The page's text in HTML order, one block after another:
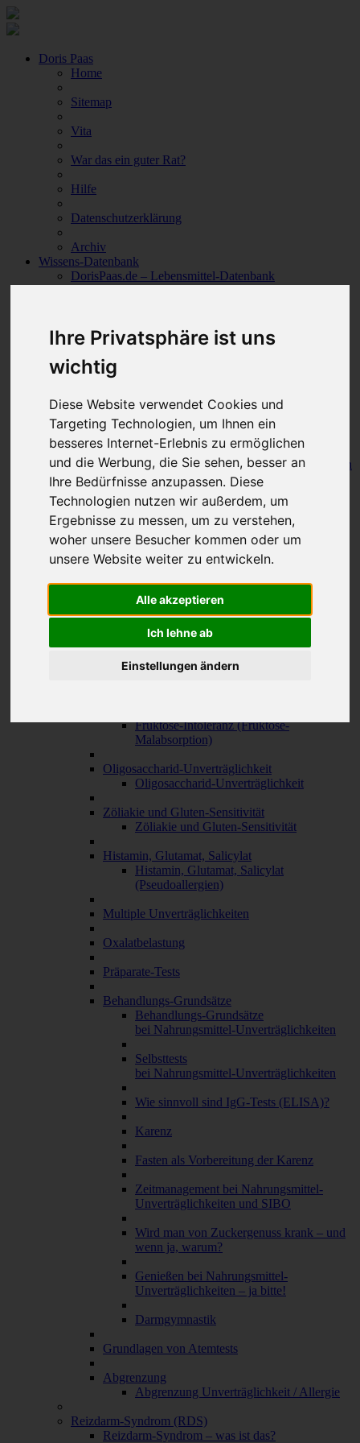
Ihre Privatsphäre ist uns
wichtig
Diese Website verwendet Cookies und
Targeting Technologien, um Ihnen ein
besseres Internet-Erlebnis zu ermöglichen
und die Werbung, die Sie sehen, besser an
Ihre Bedürfnisse anzupassen. Diese
Technologien nutzen wir außerdem, um
Ergebnisse zu messen, um zu verstehen,
woher unsere Besucher kommen oder um
unsere Website weiter zu entwickeln.
Alle akzeptieren
Ich lehne ab
Einstellungen ändern
Doris Paas
Home
Sitemap
Vita
War das ein guter Rat?
Hilfe
Datenschutzerklärung
Archiv
Wissens-Datenbank
DorisPaas.de – Lebensmittel-Datenbank
Anmeldung
Hilfe
Erfolgreiche Arztsuche
Wie finde ich einen qualifizierten
Arzt/Therapeuten oder Berater?
Was kann das Internet für Ihre Gesundheit leisten
und was nicht?
Selbsttests bei Nahrungsmittel-
Unverträglichkeiten
Wie sinnvoll sind IgG-Antikörper-Tests
(ELISA)?
Fragen und Antworten (FAQ)
Laktose-Intoleranz
Fruktose-Intoleranz (Fruktose-
Malabsorption)
Oligosaccharid-Unverträglichkeit
Oligosaccharid-Unverträglichkeit
Zöliakie und Gluten-Sensitivität
Zöliakie und Gluten-Sensitivität
Histamin, Glutamat, Salicylat
Histamin, Glutamat, Salicylat
(Pseudoallergien)
Multiple Unverträglichkeiten
Oxalatbelastung
Präparate-Tests
Behandlungs-Grundsätze
Behandlungs-Grundsätze
bei Nahrungsmittel-Unverträglichkeiten
Selbsttests
bei Nahrungsmittel-Unverträglichkeiten
Wie sinnvoll sind IgG-Tests (ELISA)?
Karenz
Fasten als Vorbereitung der Karenz
Zeitmanagement bei Nahrungsmittel-
Unverträglichkeiten und SIBO
Wird man von Zuckergenuss krank – und
wenn ja, warum?
Genießen bei Nahrungsmittel-
Unverträglichkeiten – ja bitte!
Darmgymnastik
Grundlagen von Atemtests
Abgrenzung
Abgrenzung Unverträglichkeit / Allergie
Reizdarm-Syndrom (RDS)
Reizdarm-Syndrom – was ist das?